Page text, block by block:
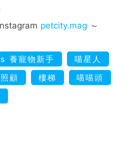
petcity.mag ～
養寵物新手
喵星人
顧 樓梯
喵喵頭